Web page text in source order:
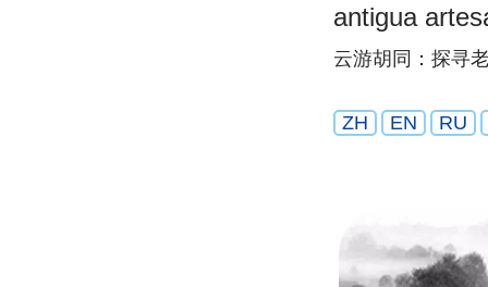
antigua
云游胡同：探寻
ZH EN RU